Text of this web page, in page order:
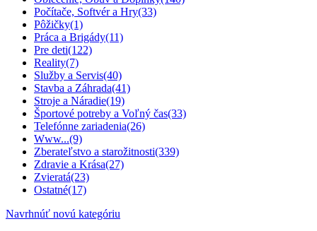
Počítače, Softvér a Hry(33)
Pôžičky(1)
Práca a Brigády(11)
Pre deti(122)
Reality(7)
Služby a Servis(40)
Stavba a Záhrada(41)
Stroje a Náradie(19)
Športové potreby a Voľný čas(33)
Telefónne zariadenia(26)
Www...(9)
Zberateľstvo a starožitnosti(339)
Zdravie a Krása(27)
Zvieratá(23)
Ostatné(17)
Navrhnúť novú kategóriu